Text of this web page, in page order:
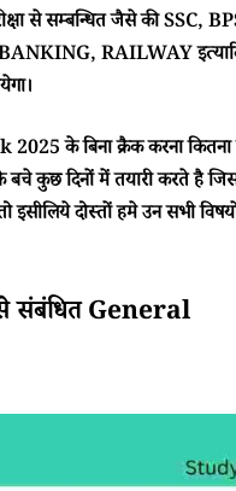
से सम्बन्धित जैसे की SSC,
RAILWAY
के बिना क्रैक करना
कुछ दिनों में तयारी करते है
इसीलिये दोस्तों हमे उन सभी
संबंधित General